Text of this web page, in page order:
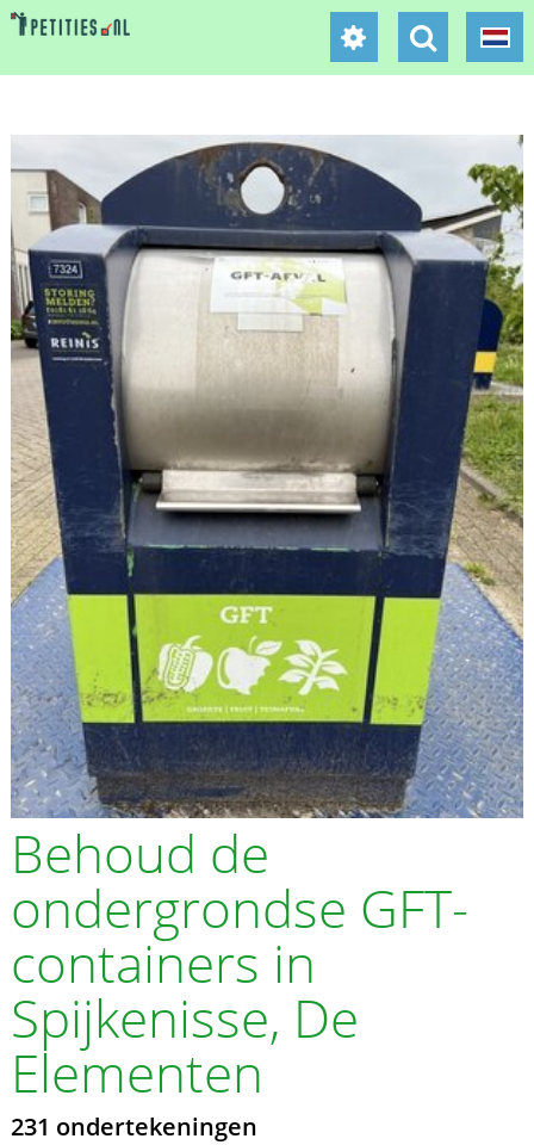
Behoud de
ondergrondse GFT-
containers in
Spijkenisse, De
Elementen
231 ondertekeningen